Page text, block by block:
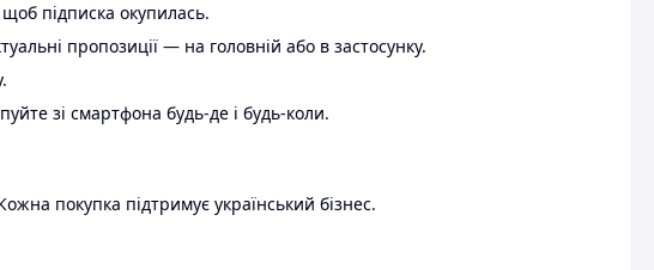
підписка окупилась.
пропозиції — на головній або в застосунку.
зі смартфона будь-де і будь-коли.
покупка підтримує український бізнес.